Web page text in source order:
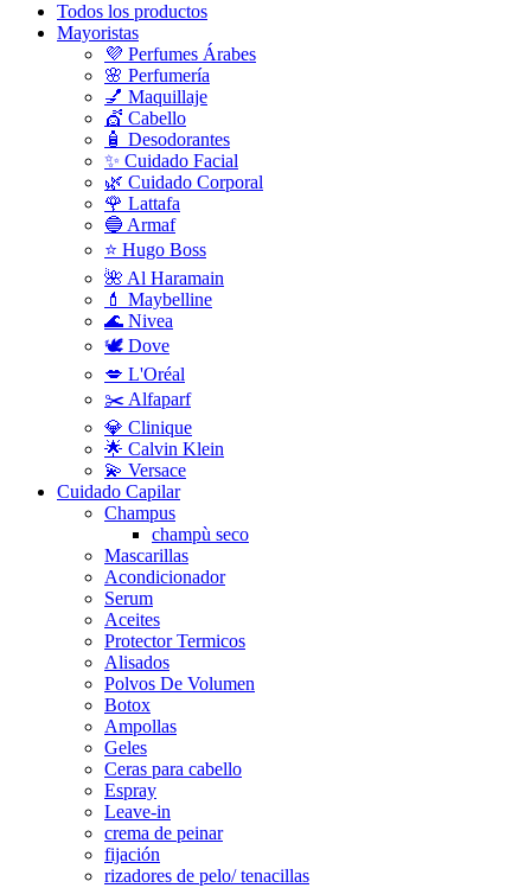
Todos los productos
Mayoristas
💜 Perfumes Árabes
🌸 Perfumería
💅 Maquillaje
💇 Cabello
🧴 Desodorantes
✨ Cuidado Facial
🌿 Cuidado Corporal
🌹 Lattafa
🔵 Armaf
⭐ Hugo Boss
🌺 Al Haramain
💄 Maybelline
🌊 Nivea
🕊️ Dove
💋 L'Oréal
✂️ Alfaparf
💎 Clinique
🌟 Calvin Klein
💫 Versace
Cuidado Capilar
Champus
champù seco
Mascarillas
Acondicionador
Serum
Aceites
Protector Termicos
Alisados
Polvos De Volumen
Botox
Ampollas
Geles
Ceras para cabello
Espray
Leave-in
crema de peinar
fijación
rizadores de pelo/ tenacillas